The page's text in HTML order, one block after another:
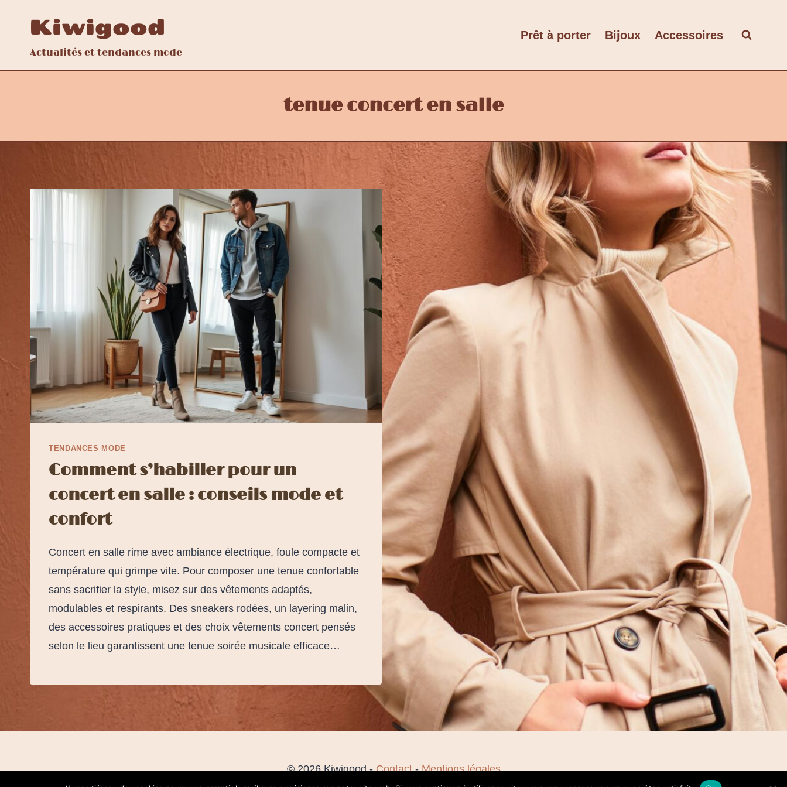
contenu
Kiwigood
Actualités et tendances mode
Prêt à porter Bijoux Accessoires
tenue concert en salle
TENDANCES MODE
Comment s’habiller pour un
concert en salle : conseils mode et
confort
Concert en salle rime avec ambiance électrique, foule compacte et
température qui grimpe vite. Pour composer une tenue confortable
sans sacrifier la style, misez sur des vêtements adaptés,
modulables et respirants. Des sneakers rodées, un layering malin,
des accessoires pratiques et des choix vêtements concert pensés
selon le lieu garantissent une tenue soirée musicale efficace…
© 2026 Kiwigood -Contact-Mentions légales